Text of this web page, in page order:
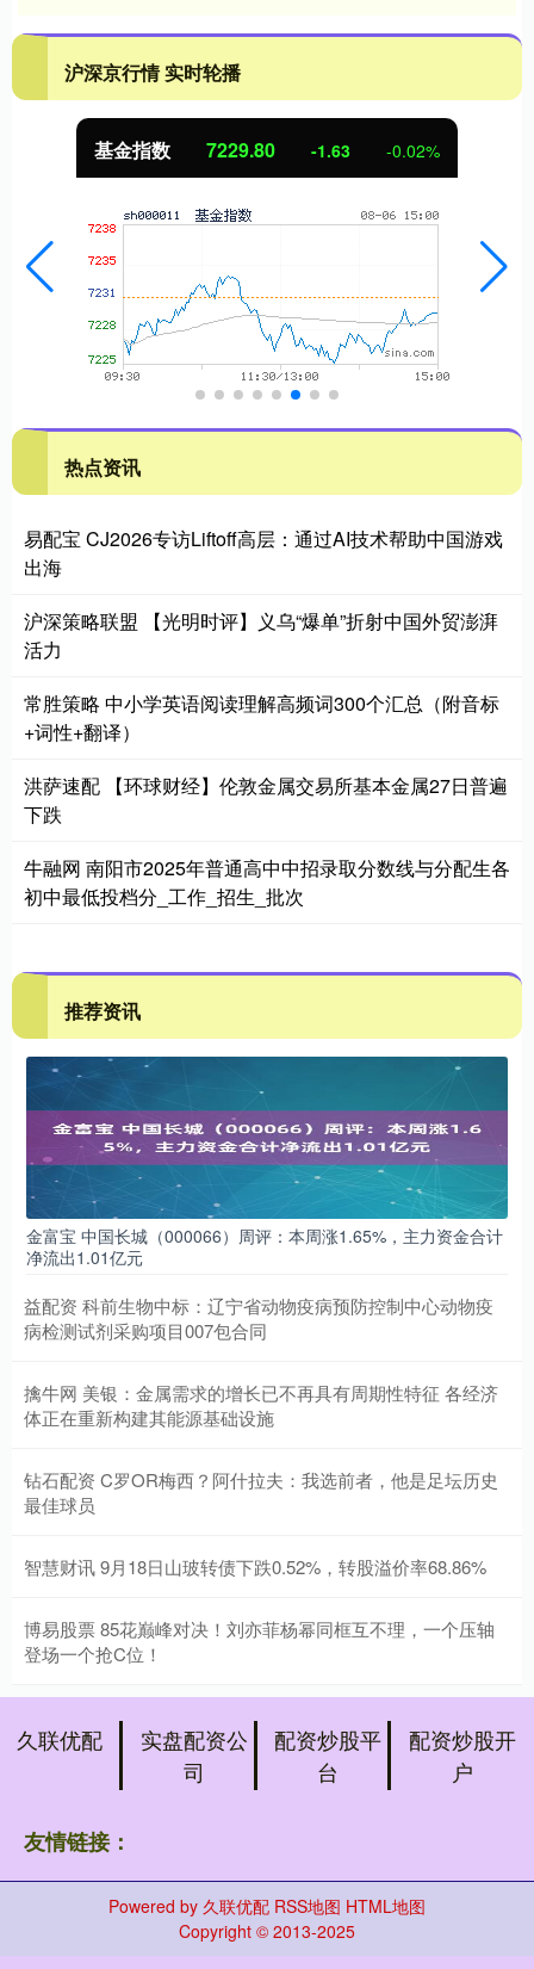
沪深京行情 实时轮播
基金指数 7229.80 -1.63 -0.02%
热点资讯
易配宝 CJ2026专访Liftoff高层：通过AI技术帮助中国游戏
出海
沪深策略联盟 【光明时评】义乌“爆单”折射中国外贸澎湃
活力
常胜策略 中小学英语阅读理解高频词300个汇总（附音标
+词性+翻译）
洪萨速配 【环球财经】伦敦金属交易所基本金属27日普遍
下跌
牛融网 南阳市2025年普通高中中招录取分数线与分配生各
初中最低投档分_工作_招生_批次
推荐资讯
金富宝 中国长城（000066）周评：本周涨1.65%，主力资金合计
净流出1.01亿元
益配资 科前生物中标：辽宁省动物疫病预防控制中心动物疫
病检测试剂采购项目007包合同
擒牛网 美银：金属需求的增长已不再具有周期性特征 各经济
体正在重新构建其能源基础设施
钻石配资 C罗OR梅西？阿什拉夫：我选前者，他是足坛历史
最佳球员
智慧财讯 9月18日山玻转债下跌0.52%，转股溢价率68.86%
博易股票 85花巅峰对决！刘亦菲杨幂同框互不理，一个压轴
登场一个抢C位！
久联优配
实盘配资公
司
配资炒股平
台
配资炒股开
户
友情链接：
Powered by 久联优配 RSS地图 HTML地图
Copyright © 2013-2025